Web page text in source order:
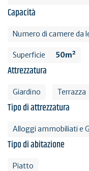
Capacità
Numero di camere da
Superficie 50m²
Attrezzatura
Giardino Terrazza
Tipo di attrezzatura
Alloggi ammobiliati e
Tipo di abitazione
Piatto